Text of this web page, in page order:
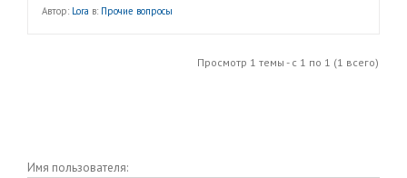
Автор: Lora в: Прочие вопросы
Просмотр 1 темы - с 1 по 1 (1 всего)
Имя пользователя: